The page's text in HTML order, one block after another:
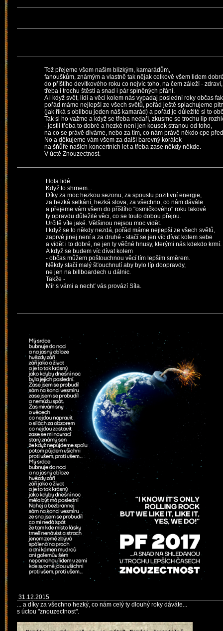
Tož přejeme všem našim blízkým, kamarádům,
fanouškům, známým a vlastně tak nějak celkově všem lidem
do příštího devítkového roku co nejvíc toho, na čem záleží -
třeba i trochu štěstí a snad i pár splněných přání.
A i když svět, lidi a věci kolem nás vypadaj poslední roky občas
pořád máme nejlepší ze všech světů, pořád ještě splachujeme
(jak říká s oblibou jeden náš kamarád) a pořád je důležité si to
Tak si ho važme a když se třeba nedaří, zkusme se trochu líp
- jestli třeba to dobré a hezké není jen kousek stranou od toho,
na co se právě díváme, nebo za tím, co nám právě někdo cpe
No a děkujeme vám všem za další barevný korálek
na šňůře našich koncertních let a třeba zase někdy někde.
V úctě Znouzectnost.
Hola lidé
Když to shrnem...
Díky za moc hezkou sezonu, za spoustu pozitivní energie,
za hezká setkání, hezká slova, za všechno, co nám dáváte
a přejeme vám všem do příštího "osmičkového" roku takové
ty opravdu důležité věci, co se touto dobou přejou.
Určitě víte jaké. Většinou nejsou moc vidět.
I když se to někdy nezdá, pořád máme nejlepší ze všech světů,
zaprvé jinej není a za druhé - stačí se jen víc dívat kolem sebe
a vidět i to dobré, ne jen ty věčné hnusy, kterými nás kdekdo krmí.
A když se budem víc dívat kolem
- občas můžem poštouchnou věcí tím lepším směrem.
Někdy stačí malý šťouchnutí aby bylo líp doopravdy,
ne jen na billboardech u dálnic.
Takže -
Mír s vámi a nechť vás provází Síla.
31.12.2015
... a díky za všechno hezký, co nám celý ty dlouhý roky dáváte...
s úctou "znouzectnost".